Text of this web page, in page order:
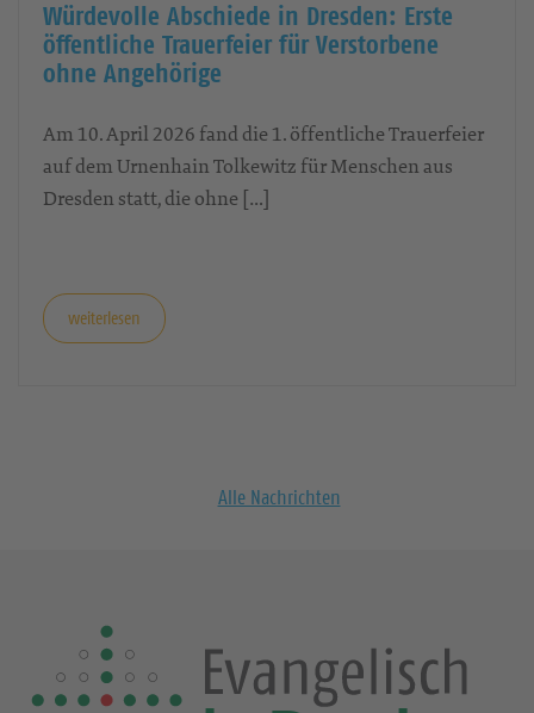
Würdevolle Abschiede in Dresden: Erste
öffentliche Trauerfeier für Verstorbene
ohne Angehörige
Am 10. April 2026 fand die 1. öffentliche Trauerfeier
auf dem Urnenhain Tolkewitz für Menschen aus
Dresden statt, die ohne […]
weiterlesen
Alle Nachrichten